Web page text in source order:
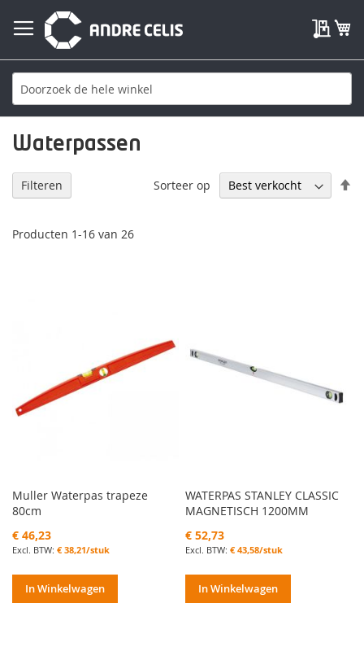
My
Waterpassen
Producten 1-16 van 26
Sorteer op
Muller Waterpas trapeze
80cm
€ 46,23
€ 38,21/stuk
In Winkelwagen
WATERPAS STANLEY CLASSIC
MAGNETISCH 1200MM
€ 52,73
€ 43,58/stuk
In Winkelwagen
Filteren